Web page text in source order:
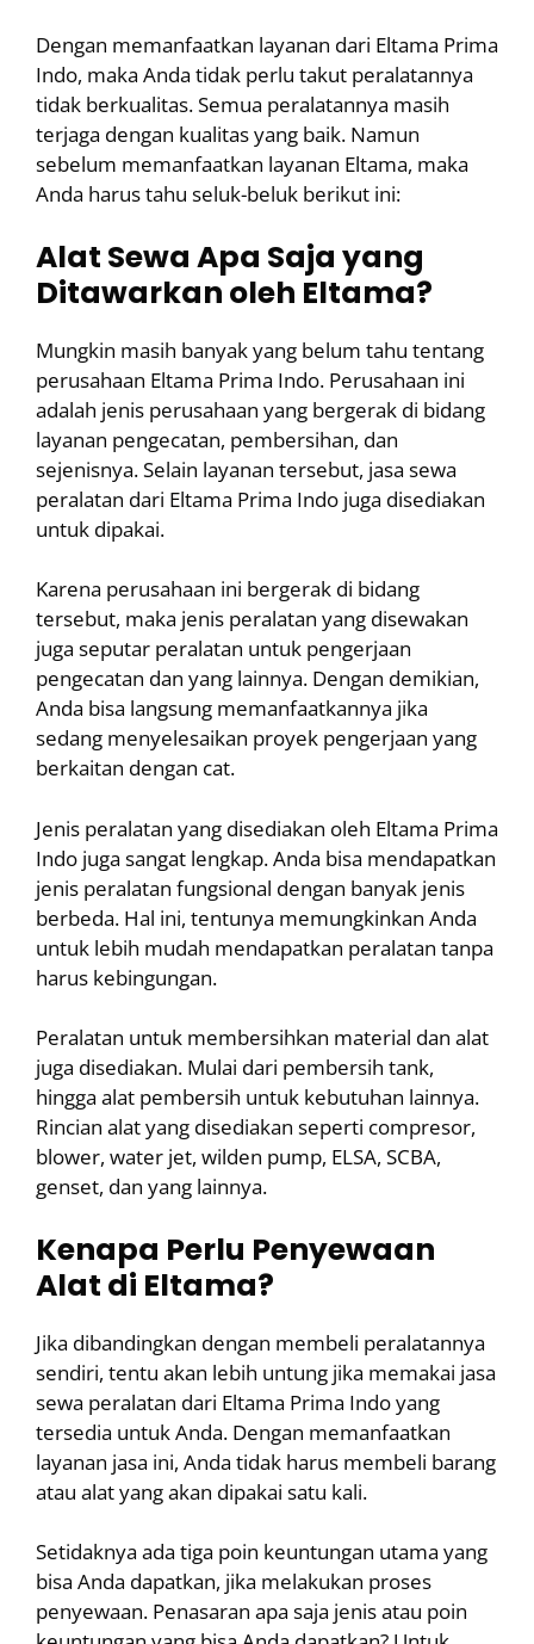
Dengan memanfaatkan layanan dari Eltama Prima
Indo, maka Anda tidak perlu takut peralatannya
tidak berkualitas. Semua peralatannya masih
terjaga dengan kualitas yang baik. Namun
sebelum memanfaatkan layanan Eltama, maka
Anda harus tahu seluk-beluk berikut ini:
Alat Sewa Apa Saja yang
Ditawarkan oleh Eltama?
Mungkin masih banyak yang belum tahu tentang
perusahaan Eltama Prima Indo. Perusahaan ini
adalah jenis perusahaan yang bergerak di bidang
layanan pengecatan, pembersihan, dan
sejenisnya. Selain layanan tersebut, jasa sewa
peralatan dari Eltama Prima Indo juga disediakan
untuk dipakai.
Karena perusahaan ini bergerak di bidang
tersebut, maka jenis peralatan yang disewakan
juga seputar peralatan untuk pengerjaan
pengecatan dan yang lainnya. Dengan demikian,
Anda bisa langsung memanfaatkannya jika
sedang menyelesaikan proyek pengerjaan yang
berkaitan dengan cat.
Jenis peralatan yang disediakan oleh Eltama Prima
Indo juga sangat lengkap. Anda bisa mendapatkan
jenis peralatan fungsional dengan banyak jenis
berbeda. Hal ini, tentunya memungkinkan Anda
untuk lebih mudah mendapatkan peralatan tanpa
harus kebingungan.
Peralatan untuk membersihkan material dan alat
juga disediakan. Mulai dari pembersih tank,
hingga alat pembersih untuk kebutuhan lainnya.
Rincian alat yang disediakan seperti compresor,
blower, water jet, wilden pump, ELSA, SCBA,
genset, dan yang lainnya.
Kenapa Perlu Penyewaan
Alat di Eltama?
Jika dibandingkan dengan membeli peralatannya
sendiri, tentu akan lebih untung jika memakai jasa
sewa peralatan dari Eltama Prima Indo yang
tersedia untuk Anda. Dengan memanfaatkan
layanan jasa ini, Anda tidak harus membeli barang
atau alat yang akan dipakai satu kali.
Setidaknya ada tiga poin keuntungan utama yang
bisa Anda dapatkan, jika melakukan proses
penyewaan. Penasaran apa saja jenis atau poin